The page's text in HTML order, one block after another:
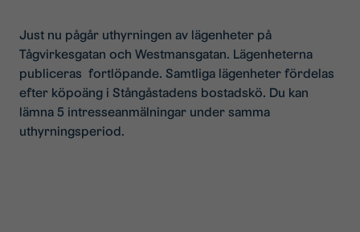
Just nu pågår uthyrningen av lägenheter på
Tågvirkesgatan och Westmansgatan. Lägenheterna
publiceras fortlöpande. Samtliga lägenheter fördelas
efter köpoäng i Stångåstadens bostadskö. Du kan
lämna 5 intresseanmälningar under samma
uthyrningsperiod.